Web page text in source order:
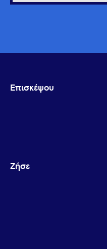
Επισκέψου
Ζήσε